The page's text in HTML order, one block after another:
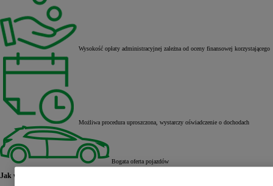
Wysokość opłaty administracyjnej zależna od oceny finansowej korzystającego
Możliwa procedura uproszczona, wystarczy oświadczenie o dochodach
Bogata oferta pojazdów
Jak wziąć Leasing standardowy?